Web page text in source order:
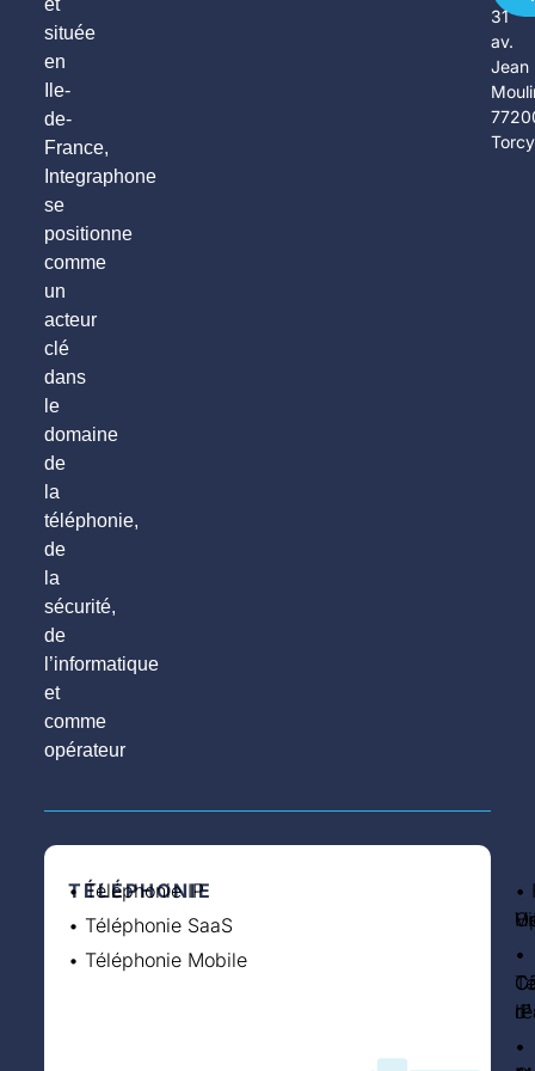
située
en
Ile-
de-
France,
Integraphone
se
positionne
comme
un
acteur
clé
dans
le
domaine
de
la
téléphonie,
de
la
sécurité,
de
l’informatique
et
comme
opérateur
31
av.
Jean
Torcy
TÉLÉPHONIE
• Téléphonie IP
• Téléphonie SaaS
• Téléphonie Mobile
•
•
•
•
•
•
•
•
•